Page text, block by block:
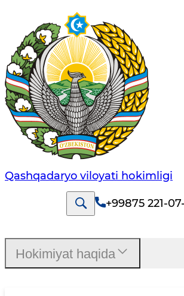
Qashqadaryo viloyati hоkimligi
+99875 221-
Hokimiyat haqida